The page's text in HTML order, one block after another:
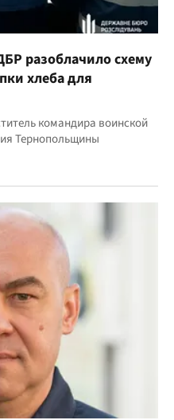
разоблачило схему
хлеба для
командира воинской
Тернопольщины